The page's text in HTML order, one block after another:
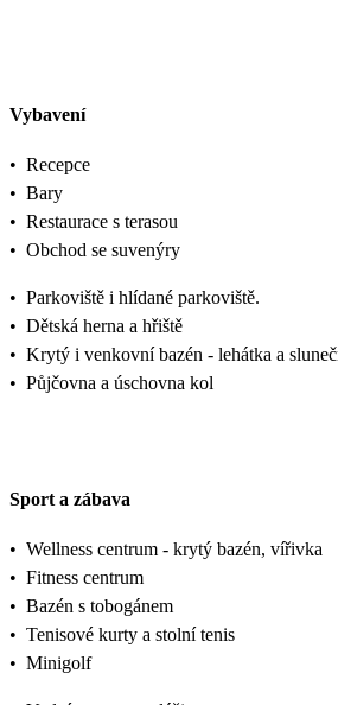
Vybavení
• Recepce
• Bary
• Restaurace s terasou
• Obchod se suvenýry
• Parkoviště i hlídané parkoviště.
• Dětská herna a hřiště
• Krytý i venkovní bazén - lehátka a
• Půjčovna a úschovna kol
Sport a zábava
• Wellness centrum - krytý bazén, vířivka
• Fitness centrum
• Bazén s tobogánem
• Tenisové kurty a stolní tenis
• Minigolf